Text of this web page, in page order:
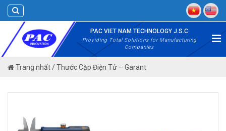
Skip
to
content
PAC VIET NAM TECHNOLOGY J.S.C
Providing Total Solutions for Manufacturing
Companies
Trang nhất/Thước Cặp Điện Tử – Garant